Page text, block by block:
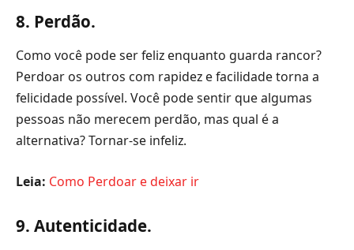
8. Perdão.
Como você pode ser feliz enquanto guarda rancor?
Perdoar os outros com rapidez e facilidade torna a
felicidade possível. Você pode sentir que algumas
pessoas não merecem perdão, mas qual é a
alternativa? Tornar-se infeliz.
Leia: Como Perdoar e deixar ir
9. Autenticidade.